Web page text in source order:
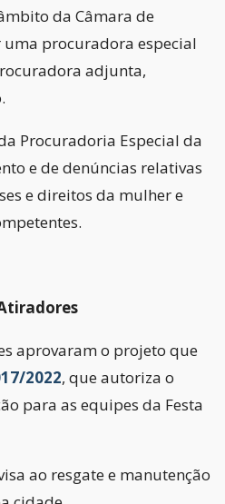
da Câmara de
procuradora especial
adjunta,
Procuradoria Especial da
e de denúncias relativas
e direitos da mulher e
aprovaram o projeto que
2022, que autoriza o
para as equipes da Festa
ao resgate e manutenção